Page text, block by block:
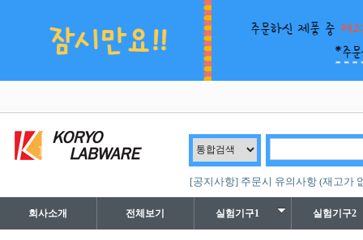
[공지사항] 주문시 유의사항 (재고가
회사소개 전체보기 실험기구1 실험기구2